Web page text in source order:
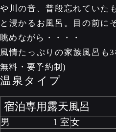
や川の音、普段忘れていた
と浸かるお風呂。目の前に
眺めながら・・・・
風情たっぷりの家族風呂も
無料・要予約制)
温泉タイプ
宿泊専用露天風呂
男 1 女